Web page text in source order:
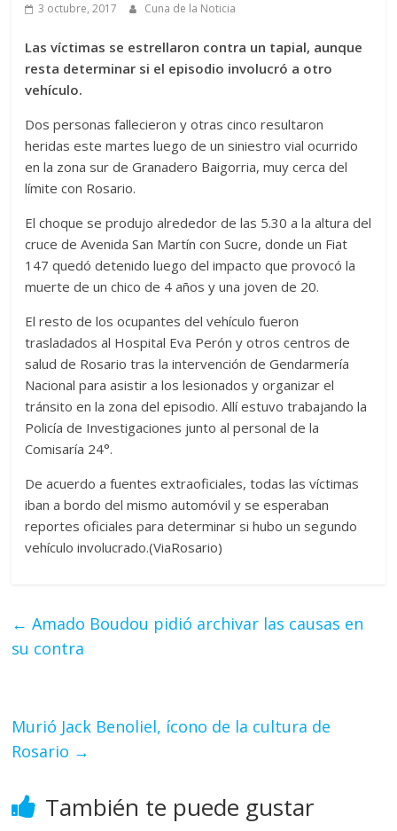
3 octubre, 2017 Cuna de la Noticia
Las víctimas se estrellaron contra un tapial, aunque
resta determinar si el episodio involucró a otro
vehículo.
Dos personas fallecieron y otras cinco resultaron
heridas este martes luego de un siniestro vial ocurrido
en la zona sur de Granadero Baigorria, muy cerca del
límite con Rosario.
El choque se produjo alrededor de las 5.30 a la altura del
cruce de Avenida San Martín con Sucre, donde un Fiat
147 quedó detenido luego del impacto que provocó la
muerte de un chico de 4 años y una joven de 20.
El resto de los ocupantes del vehículo fueron
trasladados al Hospital Eva Perón y otros centros de
salud de Rosario tras la intervención de Gendarmería
Nacional para asistir a los lesionados y organizar el
tránsito en la zona del episodio. Allí estuvo trabajando la
Policía de Investigaciones junto al personal de la
Comisaría 24°.
De acuerdo a fuentes extraoficiales, todas las víctimas
iban a bordo del mismo automóvil y se esperaban
reportes oficiales para determinar si hubo un segundo
vehículo involucrado.(ViaRosario)
← Amado Boudou pidió archivar las causas en
su contra
Murió Jack Benoliel, ícono de la cultura de
Rosario →
También te puede gustar